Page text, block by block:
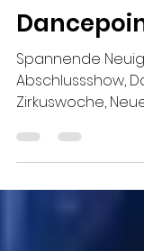
16. Mai 2024
Spannende
Zirkuswoche,